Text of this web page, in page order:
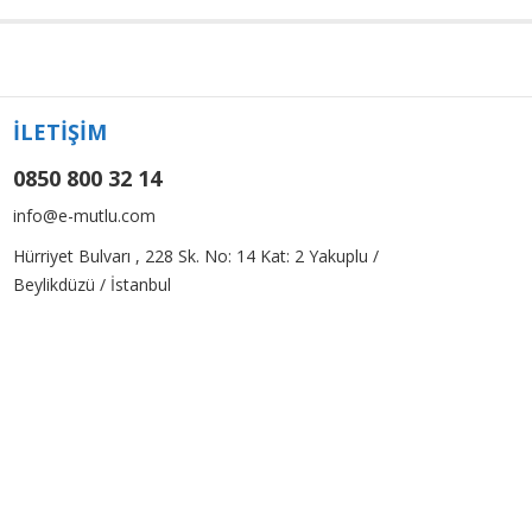
İLETİŞİM
0850 800 32 14
info@e-mutlu.com
Hürriyet Bulvarı , 228 Sk. No: 14 Kat: 2 Yakuplu /
Beylikdüzü / İstanbul